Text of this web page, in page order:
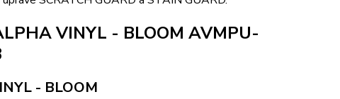
VINYL - BLOOM AVMPU-
- BLOOM